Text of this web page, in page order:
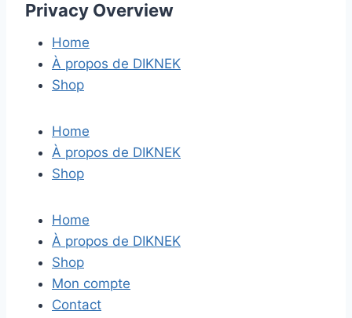
Privacy Overview
Home
À propos de DIKNEK
Shop
Home
À propos de DIKNEK
Shop
Home
À propos de DIKNEK
Shop
Mon compte
Contact